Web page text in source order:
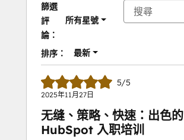
篩選
評
論：
所有星號
排序： 最新
5/5
2025年11月27日
无缝、策略、快速：出色的
HubSpot 入职培训